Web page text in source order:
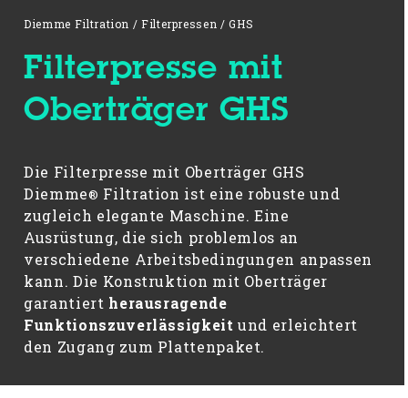
Diemme Filtration / Filterpressen /GHS
Filterpresse mit
Oberträger GHS
Die Filterpresse mit Oberträger GHS
Diemme® Filtration ist eine robuste und
zugleich elegante Maschine. Eine
Ausrüstung, die sich problemlos an
verschiedene Arbeitsbedingungen anpassen
kann. Die Konstruktion mit Oberträger
garantiert herausragende
Funktionszuverlässigkeit und erleichtert
den Zugang zum Plattenpaket.